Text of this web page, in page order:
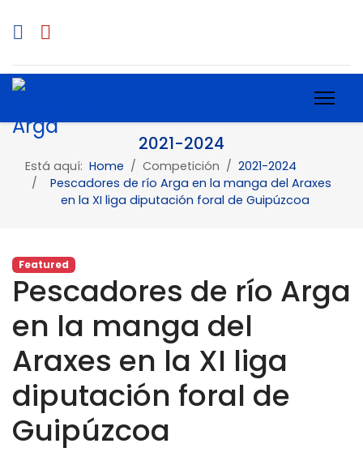
2021-2024
Está aquí: Home Competición
2021-2024
Pescadores de río Arga en la manga del Araxes
en la XI liga diputación foral de Guipúzcoa
Featured
Pescadores de río Arga
en la manga del
Araxes en la XI liga
diputación foral de
Guipúzcoa